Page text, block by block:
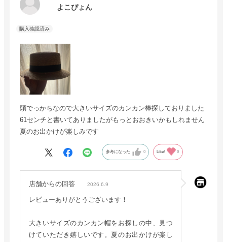
よこぴょん
頭でっかちなので大きいサイズのカンカン棒探しておりました
61センチと書いてありましたがもっとおおきいかもしれません
夏のお出かけが楽しみです
参考になった 0 Like! 0
店舗からの回答 2026.6.9
レビューありがとうございます！
大きいサイズのカンカン帽をお探しの中、見つ
けていただき嬉しいです。夏のお出かけが楽し